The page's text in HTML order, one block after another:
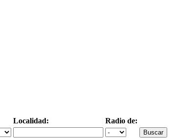
Localidad: Radio de: